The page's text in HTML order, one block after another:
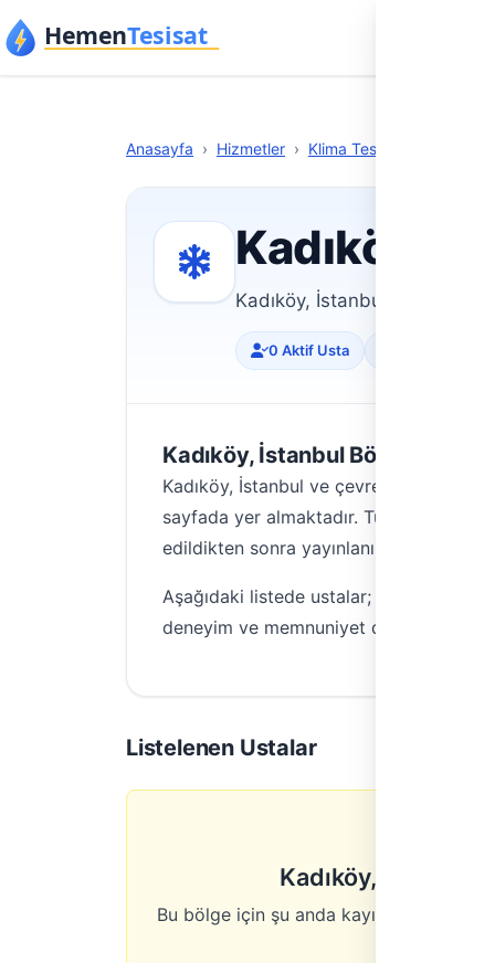
İçeriğe geç
Anasayfa › Hizmetler › Klima Tesisatı
Kadıköy,
Kadıköy, İstanbul
0 Aktif Usta
Kadıköy, İstanbul Bölgesinde
Kadıköy, İstanbul ve çevresinde
sayfada yer almaktadır. Tüm
edildikten sonra yayınlanır.
Aşağıdaki listede ustalar;
deneyim ve memnuniyet düzeyi en
Listelenen Ustalar
Kadıköy, İstanbul
Bu bölge için şu anda kayıtlı aktif usta